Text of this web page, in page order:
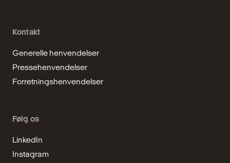
Kontakt
Generelle henvendelser
Pressehenvendelser
Forretningshenvendelser
Følg os
LinkedIn
Instagram